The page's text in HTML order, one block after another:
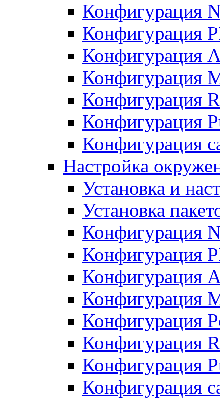
Конфигурация
Конфигурация
Конфигурация
Конфигурация
Конфигурация
Конфигурация
Конфигурация
Настройка
Установка и
Установка
Конфигурация
Конфигурация
Конфигурация
Конфигурация
Конфигурация
Конфигурация
Конфигурация
Конфигурация